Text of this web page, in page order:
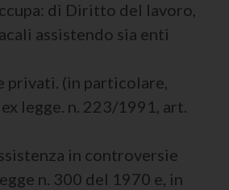
di Diritto del lavoro,
assistendo sia enti
privati. (in particolare,
legge. n. 223/1991, art.
in controversie
n. 300 del 1970 e, in